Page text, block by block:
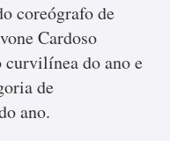
coreógrafo de
Cardoso
curvilínea do ano e
de
ano.